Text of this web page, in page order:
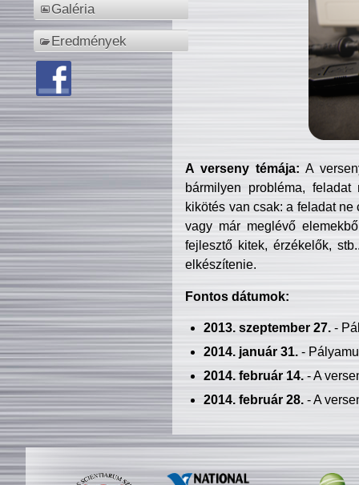
Galéria
Eredmények
A verseny témája: A
bármilyen probléma, feladat
kikötés van csak: a feladat
vagy már meglévő
fejlesztő kitek, érzékelők,
elkészítenie.
Fontos dátumok:
2013. szeptember 27.-
2014. január 31.-
2014. február 14.- A
2014. február 28.- A